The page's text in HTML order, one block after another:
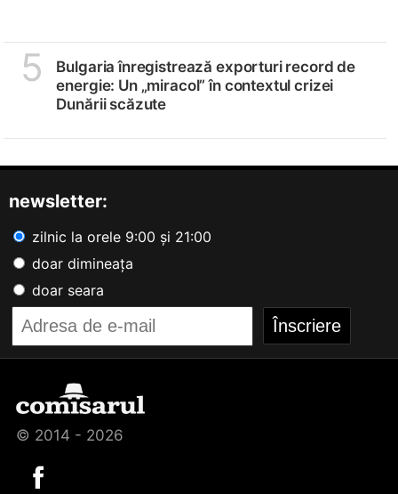
5
Bulgaria înregistrează exporturi record de
energie: Un „miracol” în contextul crizei
Dunării scăzute
newsletter:
zilnic la orele 9:00 și 21:00
doar dimineața
doar seara
© 2014 - 2026